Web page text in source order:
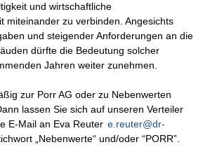
und wirtschaftliche
miteinander zu verbinden. Angesichts
und steigender Anforderungen an die
dürfte die Bedeutung solcher
Jahren weiter zunehmen.
zur Porr AG oder zu Nebenwerten
lassen Sie sich auf unseren Verteiler
E-Mail an Eva Reuter e.reuter@dr-
„Nebenwerte“ und/oder “PORR”.